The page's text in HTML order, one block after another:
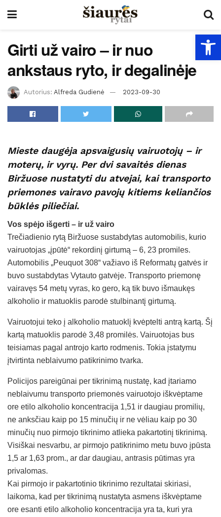
Girti už vairo – ir nuo
ankstaus ryto, ir degalinėje
Autorius: Alfreda Gudienė 2023-09-30
Mieste daugėja apsvaigusių vairuotojų – ir
moterų, ir vyrų. Per dvi savaitės dienas
Biržuose nustatyti du atvejai, kai transporto
priemones vairavo pavojų kitiems keliančios
būklės piliečiai.
Vos spėjo išgerti – ir už vairo
Trečiadienio rytą Biržuose sustabdytas automobilis, kurio
vairuotojas „įpūtė“ rekordinį girtumą – 6, 23 promiles.
Automobilis „Peuquot 308“ važiavo iš Reformatų gatvės ir
buvo sustabdytas Vytauto gatvėje. Transporto priemonę
vairavęs 54 metų vyras, ko gero, ką tik buvo išmaukęs
alkoholio ir matuoklis parodė stulbinantį girtumą.
Vairuotojui teko į alkoholio matuoklį kvėptelti antrą kartą. Šį
kartą matuoklis parodė 3,48 promilės. Vairuotojas bus
teisiamas pagal antrojo karto rodmenis. Tokia įstatymu
įtvirtinta neblaivumo patikrinimo tvarka.
Policijos pareigūnai per tikrinimą nustatę, kad įtariamo
neblaivumu transporto priemonės vairuotojo iškvėptame
ore etilo alkoholio koncentracija 1,51 ir daugiau promilių,
ne anksčiau kaip po 15 minučių ir ne vėliau kaip po 30
minučių nuo pirmojo tikrinimo atlieka pakartotinį tikrinimą.
Visiškai nesvarbu, ar pirmojo patikrinimo metu buvo įpūsta
1,5 ar 1,63 prom., ar dar daugiau, antrasis pūtimas yra
privalomas.
Kai pirmojo ir pakartotinio tikrinimo rezultatai skiriasi,
laikoma, kad per tikrinimą nustatyta asmens iškvėptame
ore esanti etilo alkoholio koncentracija yra ta, kuri yra